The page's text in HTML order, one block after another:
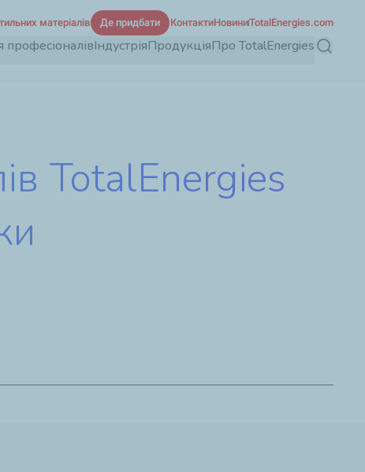
професіоналівІндустріяПродукціяПро TotalEnergies Пошук
матеріалів Де придбати КонтактиНовиниTotalEnergies.com
TotalEnergies